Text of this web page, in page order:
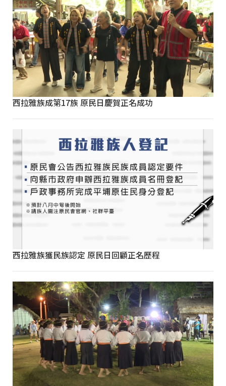
西拉雅族成第17族 原民日慶賀正名成功
西拉雅族獲民族認定 原民日回顧正名歷程